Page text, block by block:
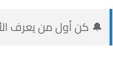
🔔 كن أول من يعرف